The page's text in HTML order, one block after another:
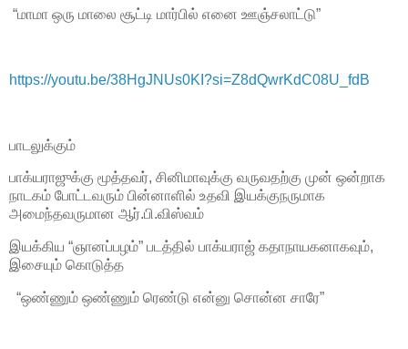
“மாமா ஒரு மாலை சூட்டி மார்பில் எனை ஊஞ்சலாட்டு”
https://youtu.be/38HgJNUs0KI?si=Z8dQwrKdC08U_fdB
பாடலுக்கும்
பாக்யராஜுக்கு மூத்தவர், சினிமாவுக்கு வருவதற்கு முன் ஒன்றாக
நாடகம் போட்டவரும் பின்னாளில் உதவி இயக்குநருமாக
அமைந்தவருமான ஆர்.பி.விஸ்வம்
இயக்கிய “ஞானப்பழம்” படத்தில் பாக்யராஜ் கதாநாயகனாகவும்,
இசையும் கொடுத்த
“ஒண்ணும் ஒண்ணும் ரெண்டு என்னு சொன்ன சாரே”